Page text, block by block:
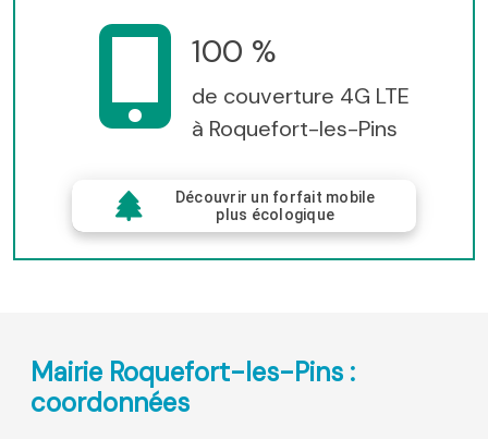
100 %
de couverture 4G LTE
à Roquefort-les-Pins
Découvrir un forfait mobile
plus écologique
Mairie Roquefort-les-Pins :
coordonnées